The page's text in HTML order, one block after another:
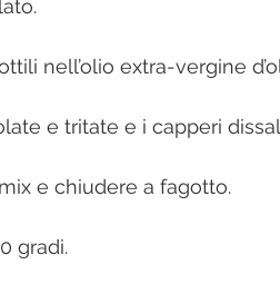
nell’olio extra-vergine
e tritate e i capperi
e chiudere a fagotto.
gradi.